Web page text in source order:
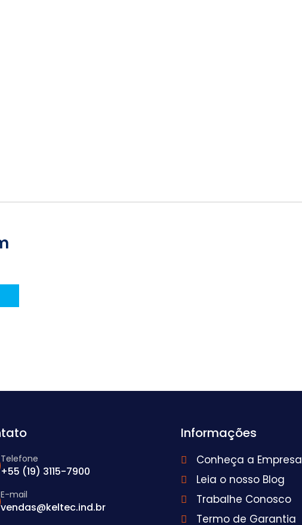
Telefone
+55 (19) 3115-7900
E-mail
vendas@keltec.ind.br
Informações
Conheça a Empresa
Leia o nosso Blog
Trabalhe Conosco
Termo de Garantia